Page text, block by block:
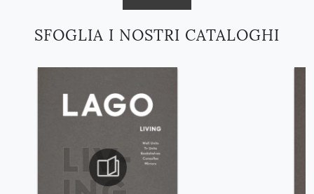
SFOGLIA I NOSTRI CATALOGHI